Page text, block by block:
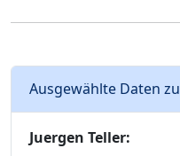
Ausgewählte Daten
Juergen Teller: